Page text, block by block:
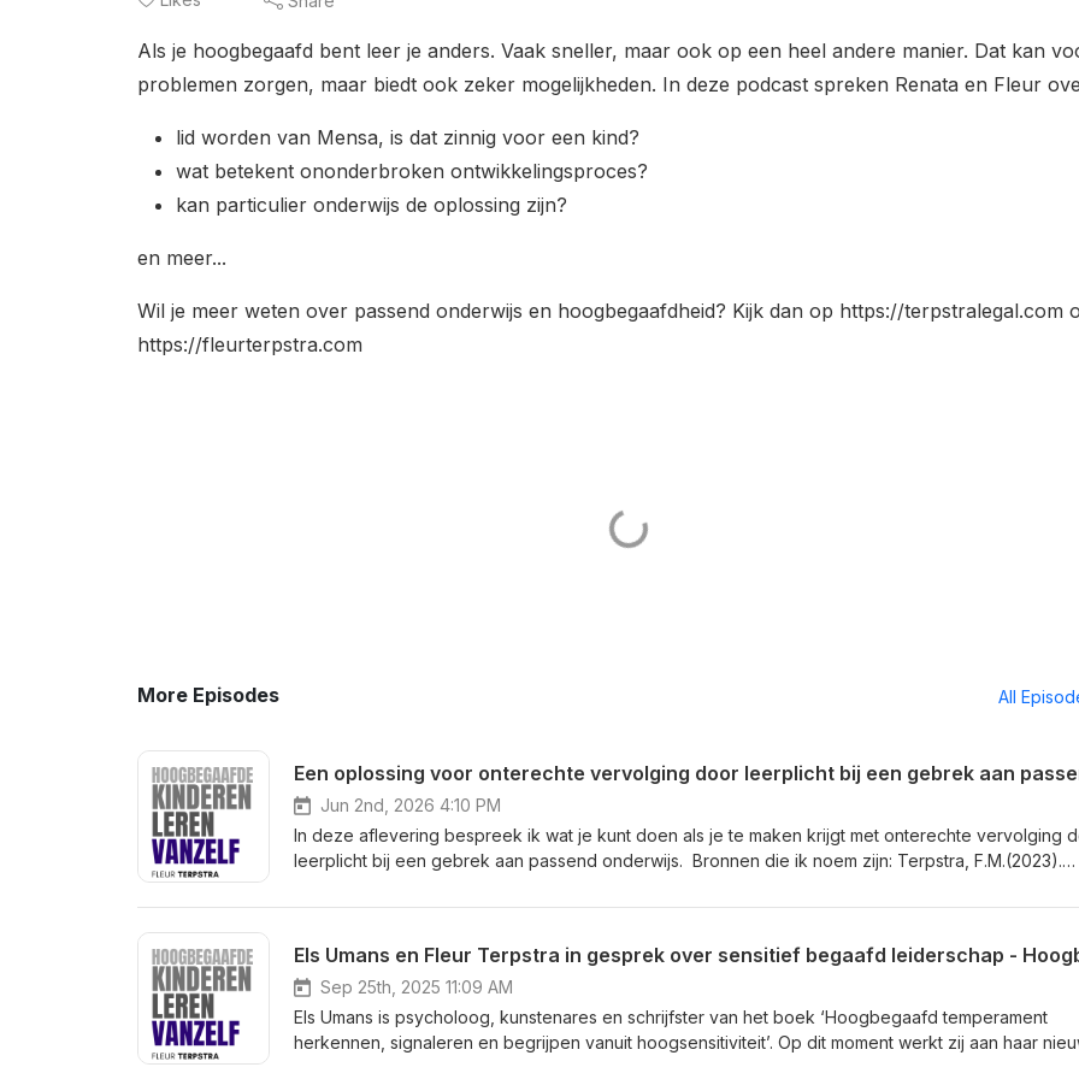
Als je hoogbegaafd bent leer je anders. Vaak sneller, maar ook op een heel andere manier. Dat kan
problemen zorgen, maar biedt ook zeker mogelijkheden. In deze podcast spreken Renata en Fleur
lid worden van Mensa, is dat zinnig voor een kind?
wat betekent ononderbroken ontwikkelingsproces?
kan particulier onderwijs de oplossing zijn?
en meer...
Wil je meer weten over passend onderwijs en hoogbegaafdheid? Kijk dan op https://terpstralegal.com
https://fleurterpstra.com
More Episodes All
Jun 2nd, 2026 4:10 PM
In deze aflevering bespreek ik wat je kunt doen als je te maken krijgt met onterechte vervolging
leerplicht bij een gebrek aan passend onderwijs. Bronnen die ik noem zijn: Terpstra, F.M.(2023).
Mooij, T. &amp; Terpstra, F.M. (2021). Cognitieve hoogbegaafdheid als handicap in het reguliere
hoogbegaafdheid-als-handicap-in-het-reguliere-onderwijs-analyse-van-een-oordeel-van-het-
college-voor-de-rechten-van-de-mens/ Mooij, T. &amp; Terpstra, F.M. (2016).
en leerlingproblemen in Nederland, 1916-2015: Review van probleemanalyses, onderzoeken en
effecten van beleidsmaatregelen. Mens en Maatschappij 91(3), 235-269. De Heer, W. (2017).
Sep 25th, 2025 11:09 AM
Els Umans is psycholoog, kunstenares en schrijfster van het boek ‘Hoogbegaafd temperament
herkennen, signaleren en begrijpen vanuit hoogsensitiviteit’. Op dit moment werkt zij aan haar